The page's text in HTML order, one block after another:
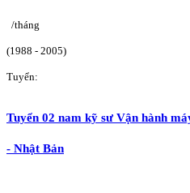
/tháng
(1988 - 2005)
Tuyển:
Tuyển 02 nam kỹ sư Vận hành
- Nhật Bản